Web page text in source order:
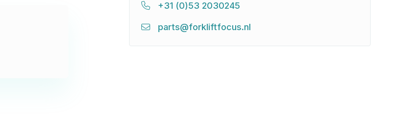
+31 (0)53 2030245
parts@forkliftfocus.nl